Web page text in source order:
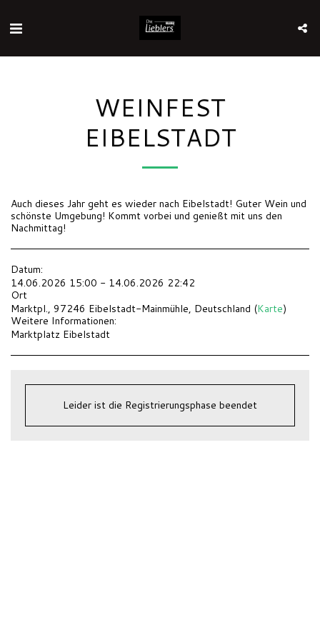
WEINFEST
EIBELSTADT
Auch dieses Jahr geht es wieder nach Eibelstadt! Guter Wein und
schönste Umgebung! Kommt vorbei und genießt mit uns den
Nachmittag!
Datum:
14.06.2026 15:00 - 14.06.2026 22:42
Ort
Marktpl., 97246 Eibelstadt-Mainmühle, Deutschland (Karte)
Weitere Informationen:
Marktplatz Eibelstadt
Leider ist die Registrierungsphase beendet